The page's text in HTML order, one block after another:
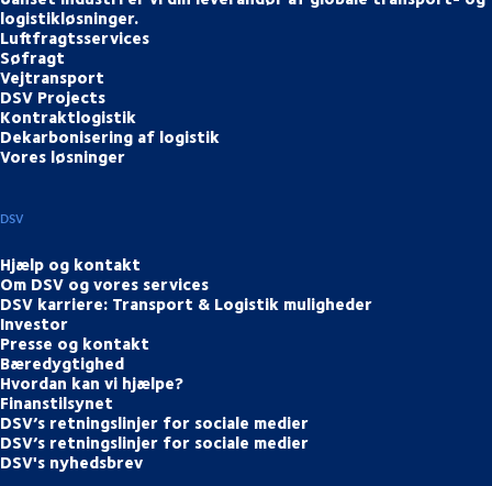
logistikløsninger.
Luftfragtsservices
Søfragt
Vejtransport
DSV Projects
Kontraktlogistik
Dekarbonisering af logistik
Vores løsninger
DSV
Hjælp og kontakt
Om DSV og vores services
DSV karriere: Transport & Logistik muligheder
Investor
Presse og kontakt
Bæredygtighed
Hvordan kan vi hjælpe?
Finanstilsynet
DSV’s retningslinjer for sociale medier
DSV’s retningslinjer for sociale medier
DSV's nyhedsbrev